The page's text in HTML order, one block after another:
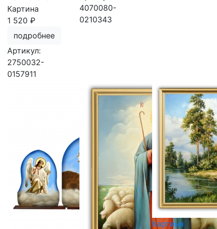
Картина
1 520 ₽
подробнее
Артикул:
2750032-
0157911
4070080-
0210343
Картина